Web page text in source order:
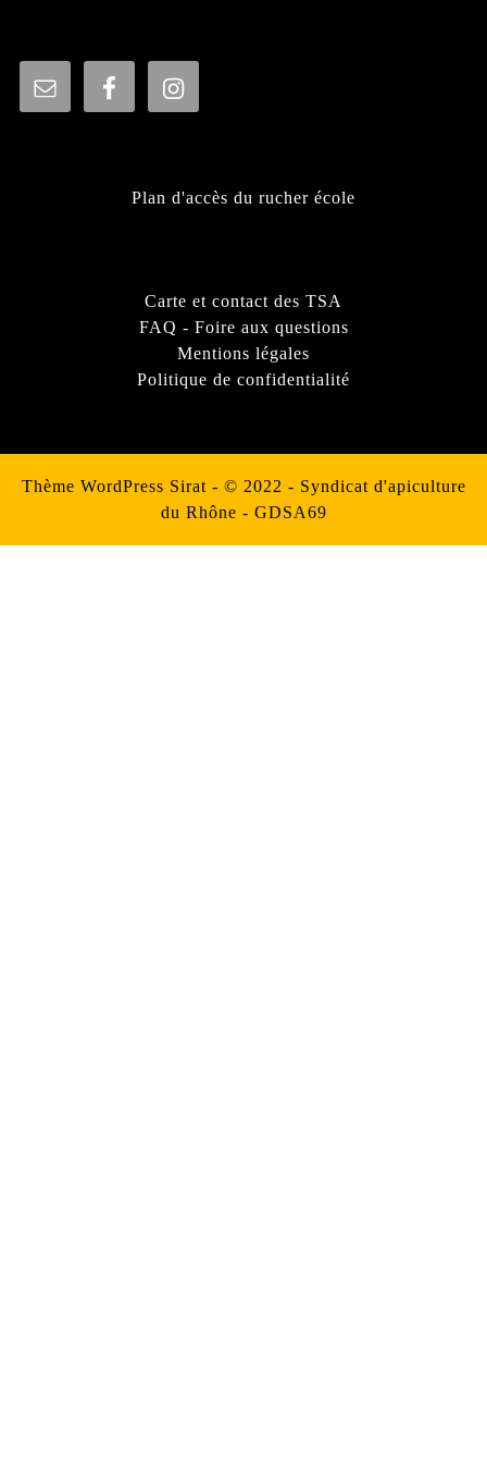
Plan d'accès du rucher école
Carte et contact des TSA
FAQ - Foire aux questions
Mentions légales
Politique de confidentialité
Thème WordPress Sirat - © 2022 - Syndicat d'apiculture
du Rhône - GDSA69